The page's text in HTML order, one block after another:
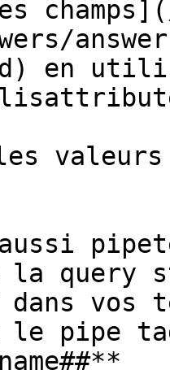
en
aussi
la query
vos
pipe